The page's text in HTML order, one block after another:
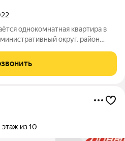
однокомнатная квартира в
округ, район
дома 2022 года
этаж из 10